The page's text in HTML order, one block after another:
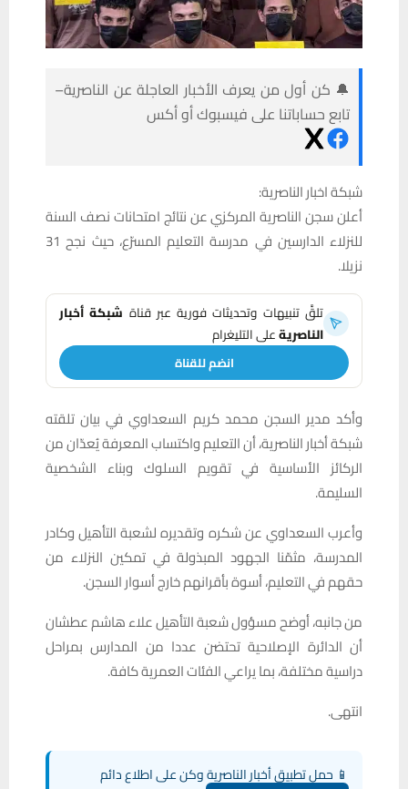
🔔 كن أول من يعرف الأخبار العاجلة عن الناصرية–
تابع حساباتنا على فيسبوك أو أكس
شبكة اخبار الناصرية:
أعلن سجن الناصرية المركزي عن نتائج امتحانات نصف السنة
للنزلاء الدارسين في مدرسة التعليم المسرّع، حيث نجح 31
نزيلا.
تلقَّ تنبيهات وتحديثات فورية عبر قناة شبكة أخبار
الناصريةعلى التليغرام
انضم للقناة
وأكد مدير السجن محمد كريم السعداوي في بيان تلقته
شبكة أخبار الناصرية، أن التعليم واكتساب المعرفة يُعدّان من
الركائز الأساسية في تقويم السلوك وبناء الشخصية
السليمة.
وأعرب السعداوي عن شكره وتقديره لشعبة التأهيل وكادر
المدرسة، مثمّنا الجهود المبذولة في تمكين النزلاء من
حقهم في التعليم، أسوة بأقرانهم خارج أسوار السجن.
من جانبه، أوضح مسؤول شعبة التأهيل علاء هاشم عطشان
أن الدائرة الإصلاحية تحتضن عددا من المدارس بمراحل
دراسية مختلفة، بما يراعي الفئات العمرية كافة.
انتهى.
📱 حمل تطبيق أخبار الناصرية وكن على اطلاع دائم